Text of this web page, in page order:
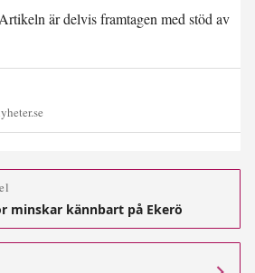
är delvis framtagen med stöd av
minskar kännbart på Ekerö